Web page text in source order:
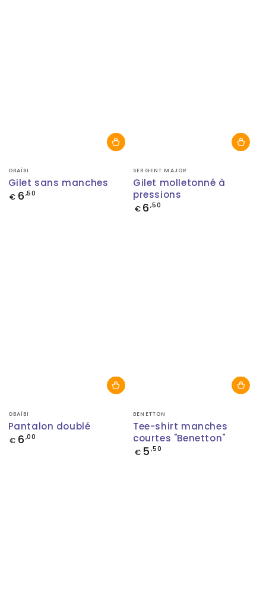
Fournisseur:
OBAÏBI
Gilet sans manches
Prix
€ 6 ,50
Fournisseur:
SERGENT MAJOR
Gilet molletonné à
pressions
Prix
€ 6 ,50
Fournisseur:
OBAÏBI
Pantalon doublé
Prix
€ 6 ,00
Fournisseur:
BENETTON
Tee-shirt manches
courtes "Benetton"
Prix
€ 5 ,50